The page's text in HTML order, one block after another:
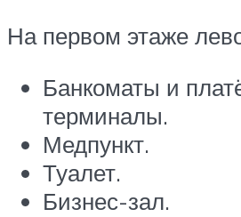
На первом этаже
Банкоматы и
терминалы.
Медпункт.
Туалет.
Бизнес-зал.